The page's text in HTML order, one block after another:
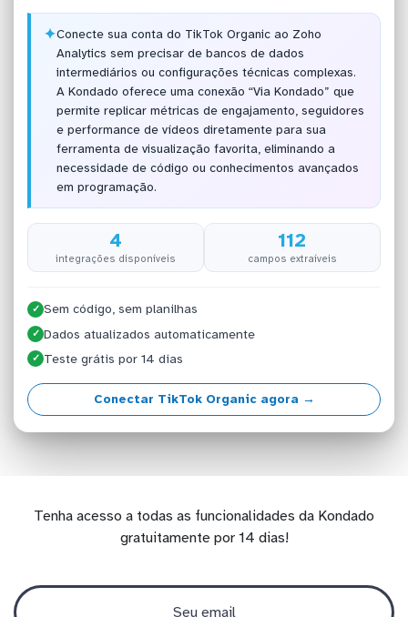
✦Conecte sua conta do TikTok Organic ao Zoho
Analytics sem precisar de bancos de dados
intermediários ou configurações técnicas complexas.
A Kondado oferece uma conexão “Via Kondado” que
permite replicar métricas de engajamento, seguidores
e performance de vídeos diretamente para sua
ferramenta de visualização favorita, eliminando a
necessidade de código ou conhecimentos avançados
em programação.
4
integrações disponíveis
112
campos extraíveis
✓ Sem código, sem planilhas
✓ Dados atualizados automaticamente
✓ Teste grátis por 14 dias
Conectar TikTok Organic agora →
Tenha acesso a todas as funcionalidades da Kondado
gratuitamente por 14 dias!